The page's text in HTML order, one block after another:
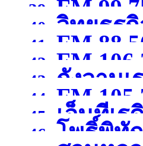
39. FM
40. วิทยุธุรกิ
MHzกรุงเ
41. FM
42. FM
43.
กังวาน
สุพรรณบุรี )
44. FM
45.
เอ็นทีเร
46. โพธิ์พิทั